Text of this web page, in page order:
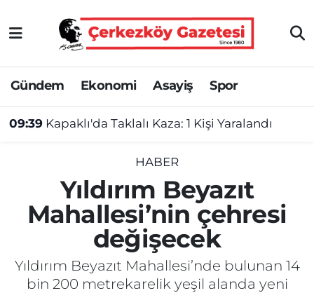
Gündem Ekonomi Asayiş Spor
09:39 Kapaklı'da Taklalı Kaza: 1 Kişi Yaralandı
HABER
Yıldırım Beyazıt
Mahallesi’nin çehresi
değişecek
Yıldırım Beyazıt Mahallesi’nde bulunan 14
bin 200 metrekarelik yeşil alanda yeni
Asayiş
Ekonomi
Gündem
Kültür&Sanat
SAĞLIK
Tekirdağ Nöbetçi Eczaneler
Tekirdağ Hava Durumu
Tekirdağ Namaz Vakitleri
Tekirdağ Trafik Yoğunluk Haritası
Süper Lig Puan Durumu ve Fikstür
Tüm Manşetler
Son Dakika Haberleri